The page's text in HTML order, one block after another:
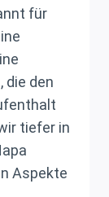
für
die den
tiefer in
Aspekte